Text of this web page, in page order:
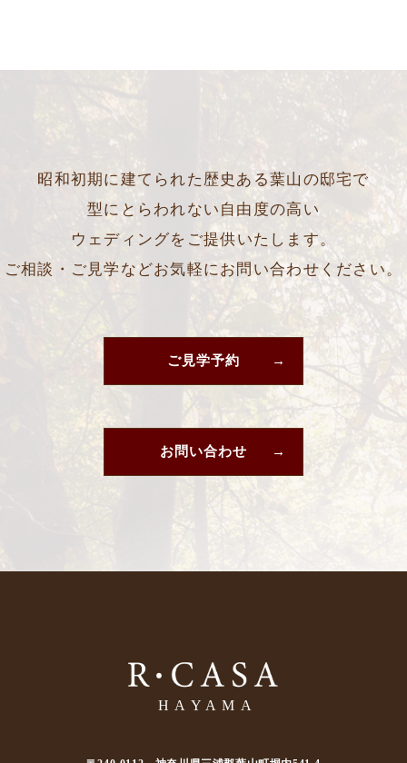
昭和初期に建てられた歴史ある葉山の邸宅で
型にとらわれない自由度の高い
ウェディングをご提供いたします。
ご相談・ご見学などお気軽にお問い合わせください。
ご見学予約
お問い合わせ